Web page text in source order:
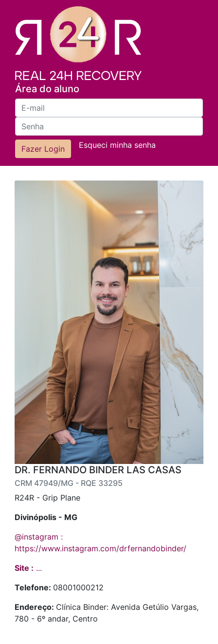
Área do aluno
Esqueci minha senha
DR. FERNANDO BINDER LAS CASAS
CRM 47949/MG - RQE 33295
R24R - Grip Plane
Divinópolis - MG
@instagram :
https://www.instagram.com/drfernandobinder/
Site : ...
Telefone: 08001000212
Endereço: Clínica Binder: Avenida Getúlio Vargas,
780 - 6º andar, Centro